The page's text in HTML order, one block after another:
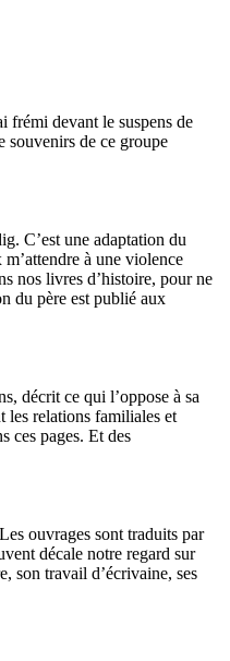
frémi devant le suspens de
souvenirs de ce groupe
C’est une adaptation du
à une violence
nos livres d’histoire, pour ne
du père est publié aux
décrit ce qui l’oppose à sa
les relations familiales et
ces pages. Et des
ouvrages sont traduits par
décale notre regard sur
son travail d’écrivaine, ses